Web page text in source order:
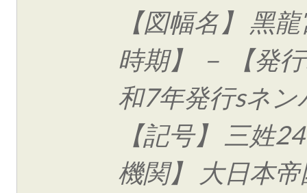
【図幅名】 黑
時期】 － 【発
和7年発行sネ
【記号】 三姓
機関】 大日本